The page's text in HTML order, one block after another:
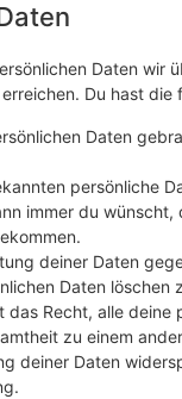
Daten wir
Du hast die
Daten
persönliche
immer du
deiner Daten
Daten löschen
Recht, alle deine
zu einem
deiner Daten